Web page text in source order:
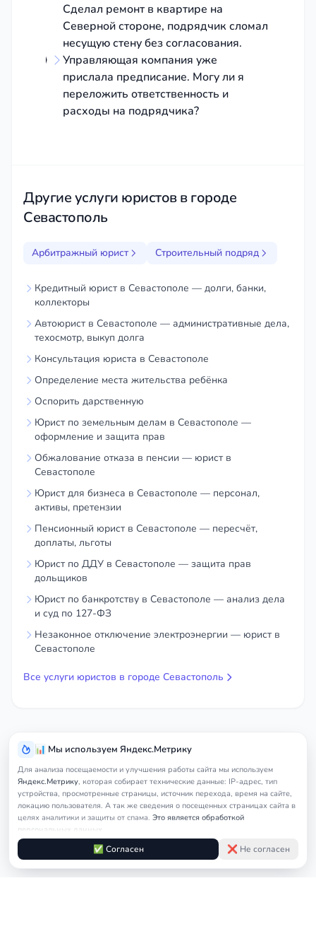
📊 Мы используем Яндекс.Метрику
Для анализа посещаемости и улучшения работы сайта мы используем
Яндекс.Метрику, которая собирает технические данные: IP-адрес, тип
устройства, просмотренные страницы, источник перехода, время на сайте,
локацию пользователя. А так же сведения о посещенных страницах сайта в
целях аналитики и защиты от спама. Это является обработкой
персональных данных.
Подробнее в Согласии на обработку персональных данных
Правилах
обработки cookie
✅ Согласен ❌ Не согласен
Сделал ремонт в квартире на
Северной стороне, подрядчик сломал
несущую стену без согласования.
Управляющая компания уже
прислала предписание. Могу ли я
переложить ответственность и
расходы на подрядчика?
Другие услуги юристов в городе
Севастополь
Арбитражный юрист Строительный подряд
Кредитный юрист в Севастополе — долги, банки,
коллекторы
Автоюрист в Севастополе — административные дела,
техосмотр, выкуп долга
Консультация юриста в Севастополе
Определение места жительства ребёнка
Оспорить дарственную
Юрист по земельным делам в Севастополе —
оформление и защита прав
Обжалование отказа в пенсии — юрист в
Севастополе
Юрист для бизнеса в Севастополе — персонал,
активы, претензии
Пенсионный юрист в Севастополе — пересчёт,
доплаты, льготы
Юрист по ДДУ в Севастополе — защита прав
дольщиков
Юрист по банкротству в Севастополе — анализ дела
и суд по 127-ФЗ
Незаконное отключение электроэнергии — юрист в
Севастополе
Все услуги юристов в городе Севастополь